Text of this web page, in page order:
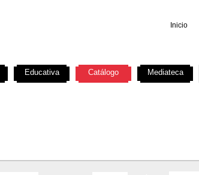
Inicio
Educativa Catálogo Mediateca